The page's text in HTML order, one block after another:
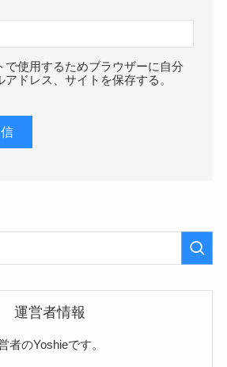
で使用するためブラウザーに自分
ドレス、サイトを保存する。
運営者情報
者のYoshieです。